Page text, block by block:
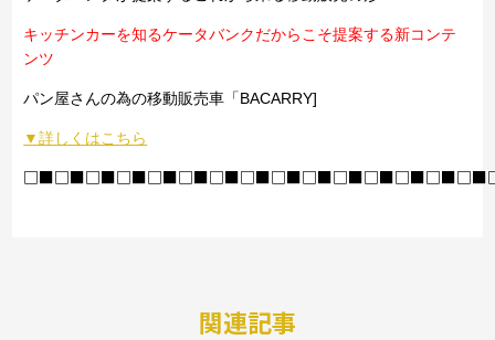
キッチンカーを知るケータバンクだからこそ提案する新コンテ
ンツ
パン屋さんの為の移動販売車「BACARRY]
▼詳しくはこちら
関連記事